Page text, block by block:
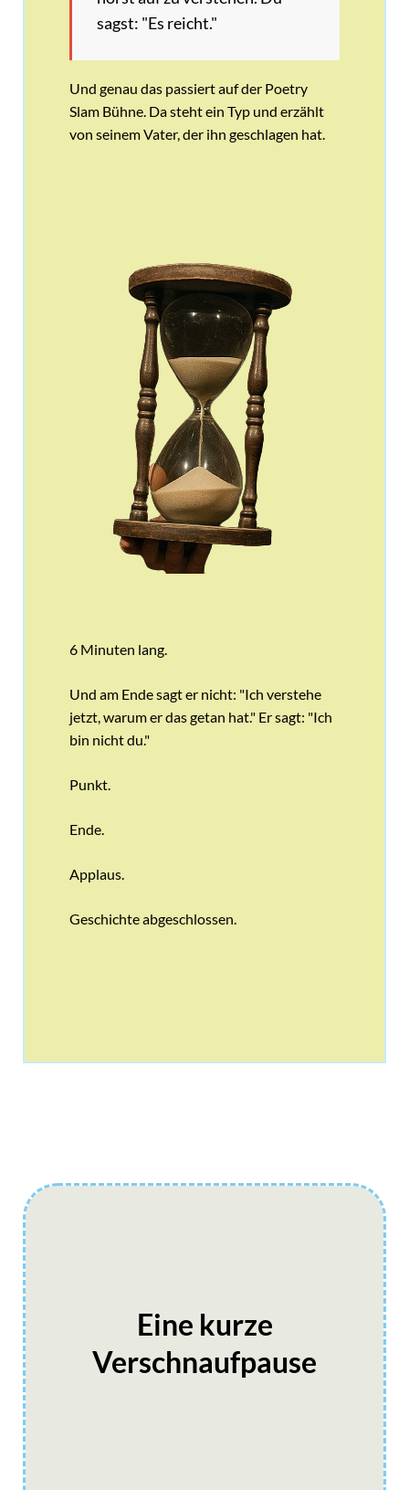
sagst: "Es reicht."
Und genau das passiert auf der Poetry
Slam Bühne. Da steht ein Typ und erzählt
von seinem Vater, der ihn geschlagen hat.
6 Minuten lang.
Und am Ende sagt er nicht: "Ich verstehe
jetzt, warum er das getan hat." Er sagt: "Ich
bin nicht du."
Punkt.
Ende.
Applaus.
Geschichte abgeschlossen.
Eine kurze
Verschnaufpause